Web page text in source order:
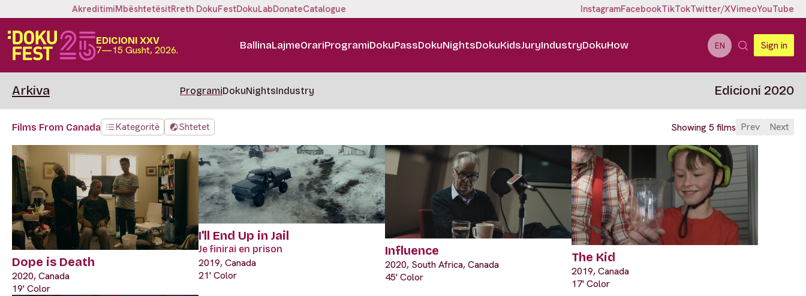
AkreditimiMbështetësitRreth DokuFestDokuLabDonateCatalogue InstagramFacebookTikTokTwitter/XVimeoYouTube
EDICIONI XXV
7—15 Gusht, 2026. BallinaLajmeOrariProgramiDokuPassDokuNightsDokuKidsJuryIndustryDokuHow EN Sign in
Arkiva ProgramiDokuNightsIndustry Edicioni 2020
Films From Canada Kategoritë Shtetet Showing 5 films Prev Next
Dope is Death
2020, Canada
19' Color
I'll End Up in Jail
Je finirai en prison
2019, Canada
21' Color
Influence
2020, South Africa, Canada
45' Color
The Kid
2019, Canada
17' Color